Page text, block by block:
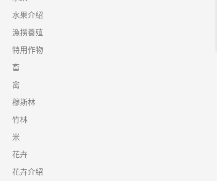
水果介紹
漁撈養殖
特用作物
畜
禽
穆斯林
竹林
米
花卉
花卉介紹